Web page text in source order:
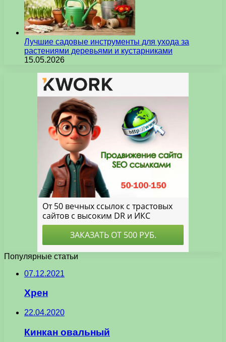
Лучшие садовые инструменты для ухода за
растениями деревьями и кустарниками
15.05.2026
Популярные статьи
07.12.2021
Хрен
22.04.2020
Кинкан овальный